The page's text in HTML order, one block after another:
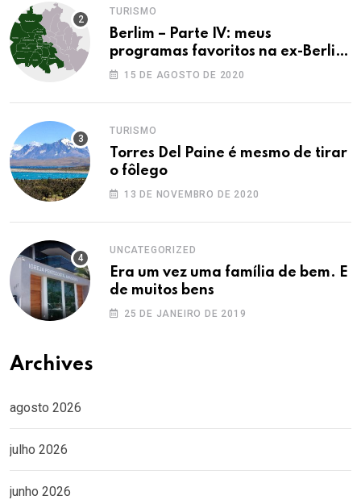
TURISMO
Berlim – Parte IV: meus
programas favoritos na ex-Berlim
Ocidental
15 DE AGOSTO DE 2020
TURISMO
Torres Del Paine é mesmo de tirar
o fôlego
13 DE NOVEMBRO DE 2020
UNCATEGORIZED
Era um vez uma família de bem. E
de muitos bens
25 DE JANEIRO DE 2019
Archives
agosto 2026
julho 2026
junho 2026